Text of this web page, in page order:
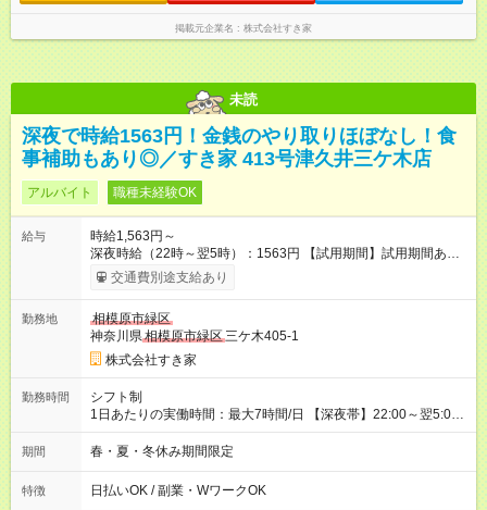
掲載元企業名 株式会社すき家
未読
深夜で時給1563円！金銭のやり取りほぼなし！食
事補助もあり◎／すき家 413号津久井三ケ木店
アルバイト 職種未経験OK
給与
時給1,563円～
深夜時給（22時～翌5時）：1563円 【試用期間】試用期間あり
試用期間の長さ：1ヶ月 雇用形態、給与は本採用時と同じです。
試用期間の実態は30日（※条件変更なし）ですが、切り上げで
同時給）
交通費別途支給あり
勤務地
相模原市緑区
神奈川県相模原市緑区三ケ木405-1
株式会社すき家
勤務時間
シフト制
1日あたりの実働時間：最大7時間/日 【深夜帯】22:00～翌5:00
週2日～・1日2h～OK◎ ※22:00から翌5:00までは18歳以上の方
のみ勤務可能です（18歳未満の深夜業務禁止のため） ★深夜で
す。 必ず、2名以上での勤務を行いますので、安心して働けま
す。
期間 春・夏・冬休み期間限定
特徴 日払いOK / 副業・WワークOK